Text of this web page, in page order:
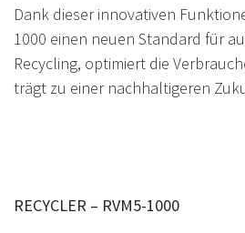
Dank dieser innovativen
1000 einen neuen Standard für
Recycling, optimiert die
trägt zu einer nachhaltigeren
RECYCLER – RVM5-1000